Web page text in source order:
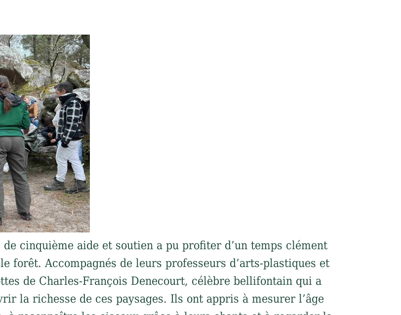
cinquième aide et soutien a pu profiter d’un temps clément
forêt. Accompagnés de leurs professeurs d’arts-plastiques et
de Charles-François Denecourt, célèbre bellifontain qui a
la richesse de ces paysages. Ils ont appris à mesurer l’âge